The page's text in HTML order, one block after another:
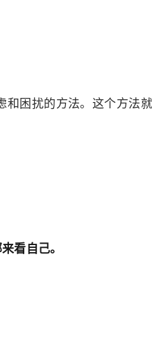
困扰的方法。这个方法就
看自己。